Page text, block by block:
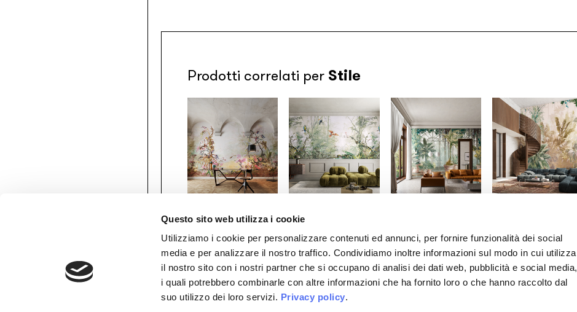
Questo sito web utilizza i cookie
Utilizziamo i cookie per personalizzare contenuti ed annunci, per fornire funzionalità dei social
media e per analizzare il nostro traffico. Condividiamo inoltre informazioni sul modo in cui utilizza
il nostro sito con i nostri partner che si occupano di analisi dei dati web, pubblicità e social media,
i quali potrebbero combinarle con altre informazioni che ha fornito loro o che hanno raccolto dal
suo utilizzo dei loro servizi. Privacy policy.
AREA RISERVATA
Prodotti correlati per Stile
Gio Bressana x
Inkiostro Bianco
d’Orchidée
/INKSADR2201
Gio Bressana x
Inkiostro Bianco
/INKITIO2201A
Inkiostro Bianco
Greenhouse
/INKENAE2601
Inkiostro Bianco
/INKEPUE2601